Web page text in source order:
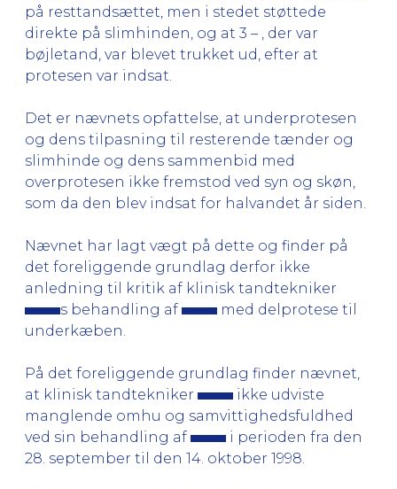
på resttandsættet, men i stedet støttede
direkte på slimhinden, og at 3 – , der var
bøjletand, var blevet trukket ud, efter at
protesen var indsat.
Det er nævnets opfattelse, at underprotesen
og dens tilpasning til resterende tænder og
slimhinde og dens sammenbid med
overprotesen ikke fremstod ved syn og skøn,
som da den blev indsat for halvandet år siden.
Nævnet har lagt vægt på dette og finder på
det foreliggende grundlag derfor ikke
anledning til kritik af klinisk tandtekniker
s behandling af
med delprotese til
underkæben.
På det foreliggende grundlag finder nævnet,
at klinisk tandtekniker
ikke udviste
manglende omhu og samvittighedsfuldhed
ved sin behandling af
i perioden fra den
28. september til den 14. oktober 1998.